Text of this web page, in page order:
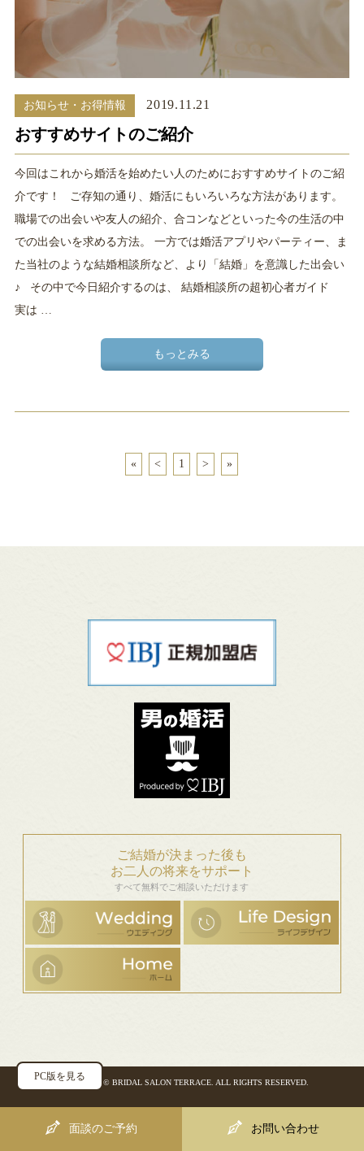
PC版を見る
お知らせ・お得情報 2019.11.21
おすすめサイトのご紹介
今回はこれから婚活を始めたい人のためにおすすめサイトのご紹
介です！ ご存知の通り、婚活にもいろいろな方法があります。
職場での出会いや友人の紹介、合コンなどといった今の生活の中
での出会いを求める方法。 一方では婚活アプリやパーティー、ま
た当社のような結婚相談所など、より「結婚」を意識した出会い
♪ その中で今日紹介するのは、 結婚相談所の超初心者ガイド
実は …
もっとみる
« < 1 > »
ご結婚が決まった後も
お二人の将来をサポート
すべて無料でご相談いただけます
COPYRIGHT ©BRIDAL SALON TERRACE. ALL RIGHTS RESERVED.
面談のご予約 お問い合わせ